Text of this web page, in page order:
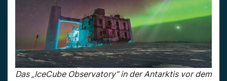
Das „IceCube Observatory“ in der Antarktis vor dem